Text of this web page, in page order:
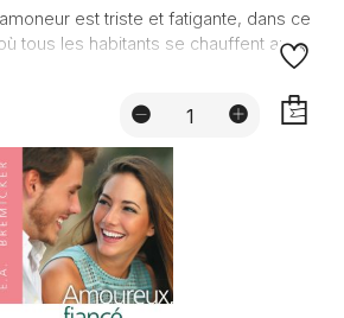
est triste et fatigante, dans ce
tous les habitants se chauffent au...